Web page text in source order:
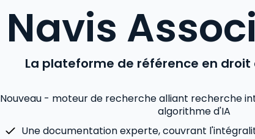
Navis
La plateforme de référence en droit
Nouveau - moteur de recherche alliant recherche
algorithme d'IA
Une documentation experte, couvrant